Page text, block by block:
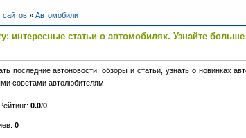
сайтов » Автомобили
интересные статьи о автомобилях. Узнайте больше
последние автоновости, обзоры и статьи, узнать о новинках
советами автолюбителям.
: 0.0/0
: 0